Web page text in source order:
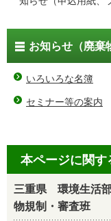
お知らせ（廃棄
いろいろな名簿
セミナー等の案内
本ページに関
三重県 環境生活
物規制・審査班